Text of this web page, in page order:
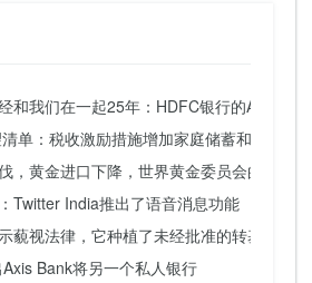
和我们在一起25年：HDFC银行的Aditya
单：税收激励措施增加家庭储蓄和支持住
，黄金进口下降，世界黄金委员会的Pr
Twitter India推出了语音消息功能
藐视法律，它种植了未经批准的转基因棉籽
Bank将另一个私人银行